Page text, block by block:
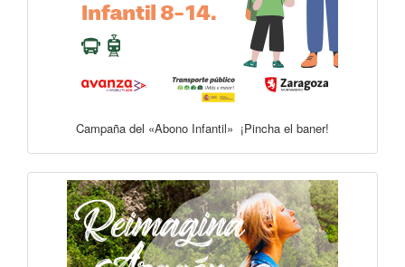
Campaña del «Abono Infantil» ¡Pincha el baner!